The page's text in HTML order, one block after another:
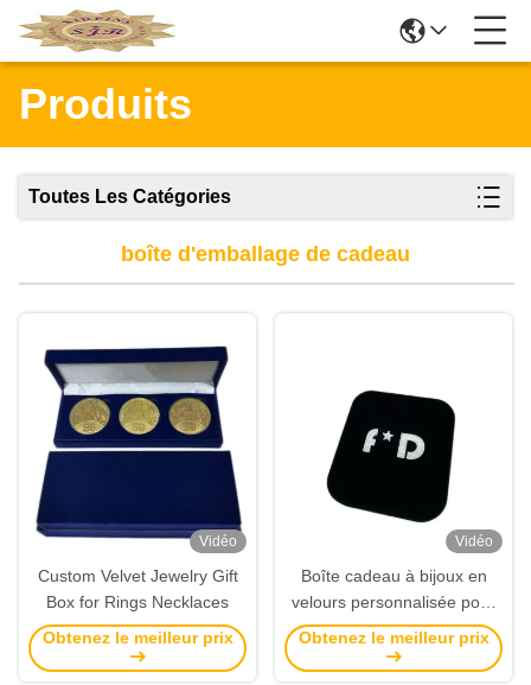
Produits
Toutes Les Catégories
boîte d'emballage de cadeau
Vidéo
Custom Velvet Jewelry Gift
Box for Rings Necklaces
Obtenez le meilleur prix
Vidéo
Boîte cadeau à bijoux en
velours personnalisée pour
bagues et colliers
Obtenez le meilleur prix